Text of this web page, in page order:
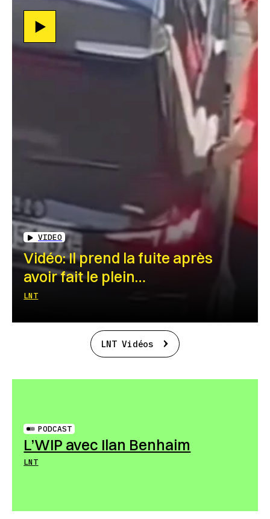
VIDEO
Vidéo: Il prend la fuite après
avoir fait le plein…
LNT
LNT Vidéos
PODCAST
L’WIP avec Ilan Benhaim
LNT